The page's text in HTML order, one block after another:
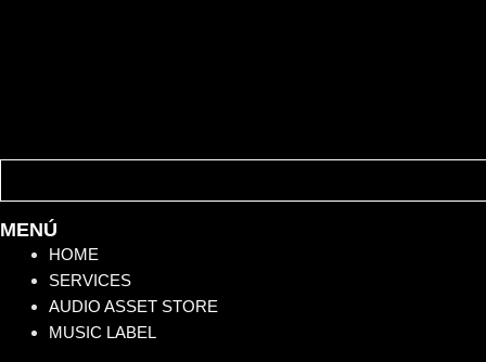
MENÚ
HOME
SERVICES
AUDIO ASSET STORE
MUSIC LABEL